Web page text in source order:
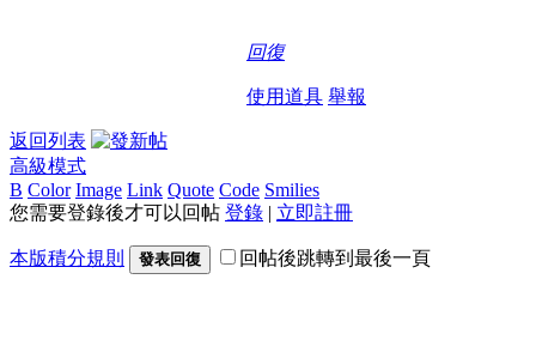
回復
使用道具 舉報
返回列表
高級模式
B Color Image Link Quote Code Smilies
您需要登錄後才可以回帖 登錄 | 立即註冊
本版積分規則 發表回復 回帖後跳轉到最後一頁